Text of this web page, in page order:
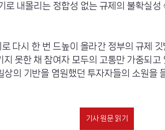
로 내몰리는 정합성 없는 규제의 불확실
다시 한 번 드높이 올라간 정부의 규제
지 못한 채 참여자 모두의 고통만 가중되
의 기반을 염원했던 투자자들의 소원을
기사 원문 읽기